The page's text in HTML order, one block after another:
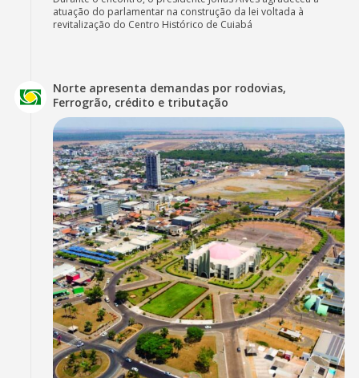
atuação do parlamentar na construção da lei voltada à
revitalização do Centro Histórico de Cuiabá
Norte apresenta demandas por rodovias,
Ferrogrão, crédito e tributação